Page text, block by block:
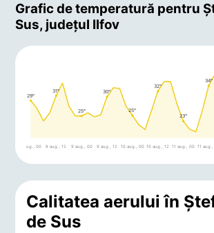
Grafic de temperatură pentru
Sus, județul Ilfov
29°
8 aug., 00
31°
8 aug., 12
25°
9 aug., 00
30°
9 aug., 12
25°
10 aug., 00
32°
10 aug., 12
23°
11 aug., 00
34°
11 aug.,
Calitatea aerului în
de Sus